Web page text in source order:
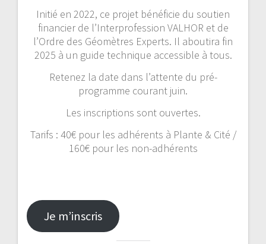
Initié en 2022, ce projet bénéficie du soutien
financier de l’Interprofession VALHOR et de
l’Ordre des Géomètres Experts. Il aboutira fin
2025 à un guide technique accessible à tous.
Retenez la date dans l’attente du pré-
programme courant juin.
Les inscriptions sont ouvertes.
Tarifs : 40€ pour les adhérents à Plante & Cité /
160€ pour les non-adhérents
Je m’inscris